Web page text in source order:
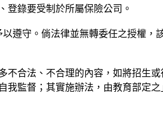
登錄要受制於所屬保險公司。
遵守。倘法律並無轉委任之授權，
不合法、不合理的內容，如將招生
我監督；其實施辦法，由教育部定